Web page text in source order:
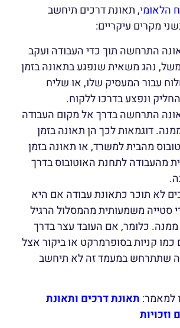
הלאומי, תאונת דרכים תיחשב
מקרים עיקריים:
התרחשה תוך כדי העבודה ועקב
נהג משאית שנפגע בתאונה בזמן
עבור המעסיק שלו, או שליח
ונפצע בדרכו ללקוח.
התרחשה בדרך אל מקום העבודה
דוגמאות לכך הן תאונה בזמן
מהבית למשרד, או תאונה בזמן
מהעבודה לתחנת האוטובוס בדרך
לא תוכר כתאונת עבודה אם היא
סטייה משמעותית מהמסלול הרגיל
ממנה. כלומר, אם העובד עצר בדרך
כמו קניות בסופרמרקט או ביקור אצל
שתתרחש במעמד זה לא תיחשב
למאמר: תאונת דרכים ותאונת